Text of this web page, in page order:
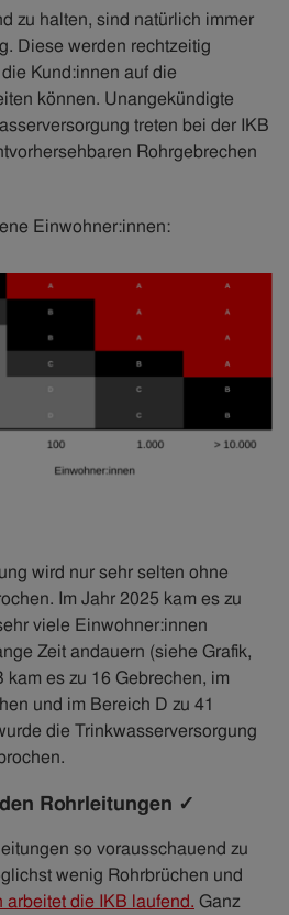
zu halten, sind natürlich immer
Diese werden rechtzeitig
Kund:innen auf die
können. Unangekündigte
treten bei der IKB
Rohrgebrechen
Einwohner:innen:
wird nur sehr selten ohne
Im Jahr 2025 kam es zu
viele Einwohner:innen
Zeit andauern (siehe Grafik,
es zu 16 Gebrechen, im
und im Bereich D zu 41
die Trinkwasserversorgung
Rohrleitungen ✓
so vorausschauend zu
wenig Rohrbrüchen und
arbeitet die IKB laufend. Ganz